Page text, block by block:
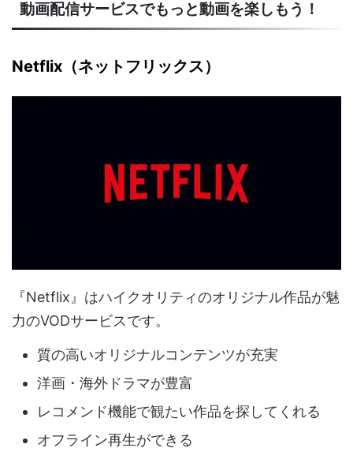
動画配信サービスでもっと動画を楽しもう！
Netflix（ネットフリックス）
『Netflix』はハイクオリティのオリジナル作品が魅
力のVODサービスです。
質の高いオリジナルコンテンツが充実
洋画・海外ドラマが豊富
レコメンド機能で観たい作品を探してくれる
オフライン再生ができる